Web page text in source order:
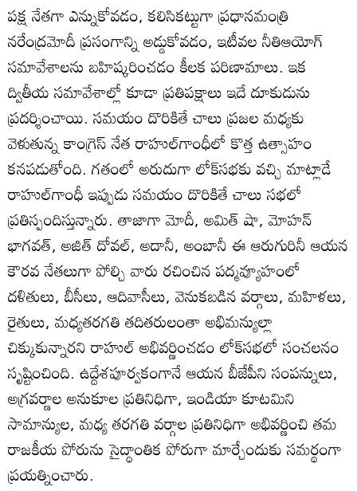
పక్ష నేతగా ఎన్నుకోవడం, కలిసికట్టుగా ప్రధానమంత్రి
నరేంద్రమోదీ ప్రసంగాన్ని అడ్డుకోవడం, ఇటీవల నీతిఆయోగ్
సమావేశాలను బహిష్కరించడం కీలక పరిణామాలు. ఇక
ద్వితీయ సమావేశాల్లో కూడా ప్రతిపక్షాలు ఇదే దూకుడును
ప్రదర్శించాయి. సమయం దొరికితే చాలు ప్రజల మధ్యకు
వెళుతున్న కాంగ్రెస్ నేత రాహుల్‌గాంధీలో కొత్త ఉత్సాహం
కనపడుతోంది. గతంలో అరుదుగా లోక్‌సభకు వచ్చి మాట్లాడే
రాహుల్‌గాంధీ ఇప్పుడు సమయం దొరికితే చాలు సభలో
ప్రతిస్పందిస్తున్నారు. తాజాగా మోదీ, అమిత్ షా, మోహన్
భాగవత్, అజిత్ దోవల్, అదానీ, అంబానీ ఈ ఆరుగురినీ ఆయన
కౌరవ నేతలుగా పోల్చి వారు రచించిన పద్మవ్యూహంలో
దళితులు, బీసీలు, ఆదివాసీలు, వెనుకబడిన వర్గాలు, మహిళలు,
రైతులు, మధ్యతరగతి తదితరులంతా అభిమన్యుల్లా
చిక్కుకున్నారని రాహుల్ అభివర్ణించడం లోక్‌సభలో సంచలనం
సృష్టించింది. ఉద్దేశపూర్వకంగానే ఆయన బీజేపీని సంపన్నులు,
అగ్రవర్ణాల అనుకూల ప్రతినిధిగా, ఇండియా కూటమిని
సామాన్యుల, మధ్య తరగతి వర్గాల ప్రతినిధిగా అభివర్ణించి తమ
రాజకీయ పోరును సైద్ధాంతిక పోరుగా మార్చేందుకు సమర్థంగా
ప్రయత్నించారు.